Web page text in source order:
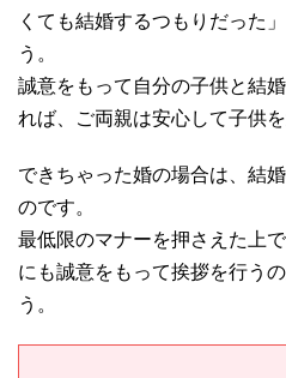
くても結婚するつもりだった
う。
誠意をもって自分の子供と結
れば、ご両親は安心して子供
できちゃった婚の場合は、結
のです。
最低限のマナーを押さえた上
にも誠意をもって挨拶を行う
う。